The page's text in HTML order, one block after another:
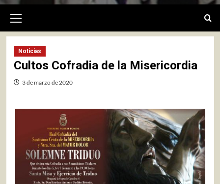
primario
Noticias
Cultos Cofradia de la Misericordia
3 de marzo de 2020